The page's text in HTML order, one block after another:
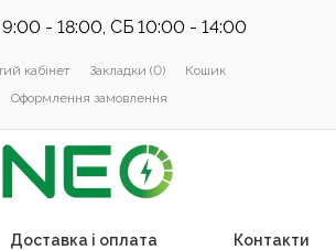
- 18:00, СБ 10:00 - 14:00
кабінет Закладки (0)
Кошик
Оформлення замовлення
Доставка і оплата Контакти